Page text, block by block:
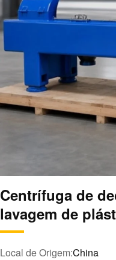
Centrífuga de
lavagem de
Local de Origem:China